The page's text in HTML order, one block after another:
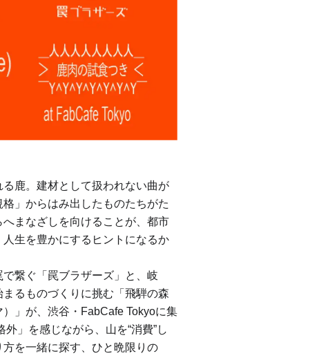
鹿。建材として扱われない曲が
」からはみ出したものたちがた
まなざしを向けることが、都市
生を豊かにするヒントになるか
繋ぐ「罠ブラザーズ」と、岐
るものづくりに挑む「飛騨の森
」が、渋谷・FabCafe Tokyoに集
」を感じながら、山を“消費”し
を一緒に探す、ひと晩限りの